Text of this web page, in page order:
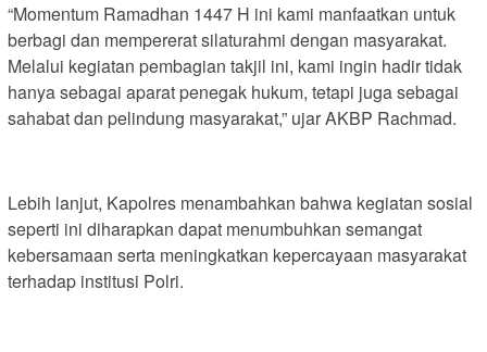
“Momentum Ramadhan 1447 H ini kami manfaatkan untuk
berbagi dan mempererat silaturahmi dengan masyarakat.
Melalui kegiatan pembagian takjil ini, kami ingin hadir tidak
hanya sebagai aparat penegak hukum, tetapi juga sebagai
sahabat dan pelindung masyarakat,” ujar AKBP Rachmad.
Lebih lanjut, Kapolres menambahkan bahwa kegiatan sosial
seperti ini diharapkan dapat menumbuhkan semangat
kebersamaan serta meningkatkan kepercayaan masyarakat
terhadap institusi Polri.